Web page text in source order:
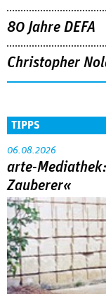
80 Jahre DEFA
Christopher
TIPPS
06.08.2026
arte-
Zauberer«